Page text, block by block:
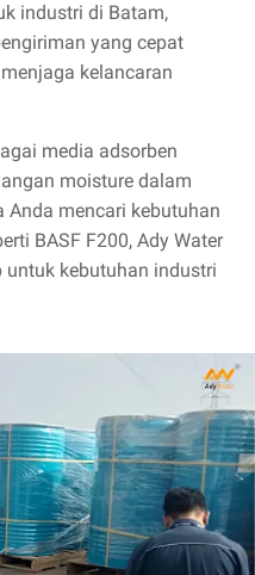
industri di Batam,
yang cepat
kelancaran
media adsorben
moisture dalam
mencari kebutuhan
BASF F200, Ady Water
kebutuhan industri